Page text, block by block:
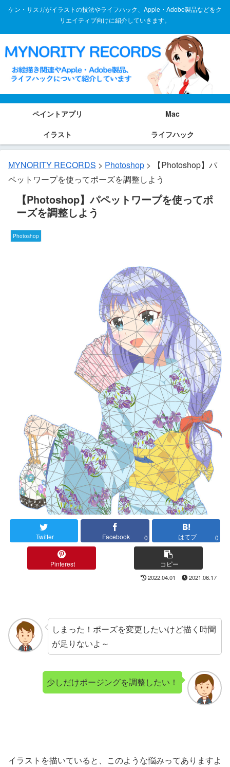
ケン・サスガがイラストの技法やライフハック、Apple・Adobe製品などをク
リエイティブ向けに紹介していきます。
ペイントアプリ
Mac
イラスト
ライフハック
MYNORITY RECORDS > Photoshop >
【Photoshop】パ
ペットワープを使ってポーズを調整しよう
【Photoshop】パペットワープを使ってポ
ーズを調整しよう
Photoshop
Twitter Facebook 0 はてブ 0
Pinterest コピー
2022.04.01 2021.06.17
しまった！ポーズを変更したいけど描く時間
が足りないよ～
少しだけポージングを調整したい！
イラストを描いていると、このような悩みってありますよ